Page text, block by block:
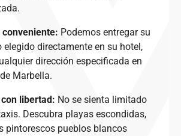
conveniente: Podemos entregar su
elegido directamente en su hotel,
dirección especificada en
Marbella.
libertad: No se sienta limitado
Descubra playas escondidas,
pintorescos pueblos blancos